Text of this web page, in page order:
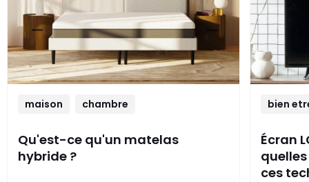
maison chambre
Qu'est-ce qu'un matelas
hybride ?
bien
Écran
ces